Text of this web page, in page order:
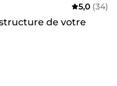
5,0 (34)
de votre